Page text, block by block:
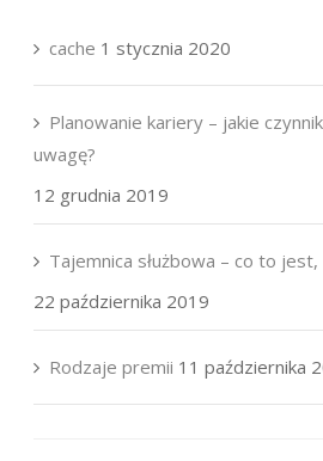
cache 1 stycznia 2020
Planowanie kariery – jakie
uwagę?
12 grudnia 2019
Tajemnica służbowa – co to
22 października 2019
Rodzaje premii 11 października